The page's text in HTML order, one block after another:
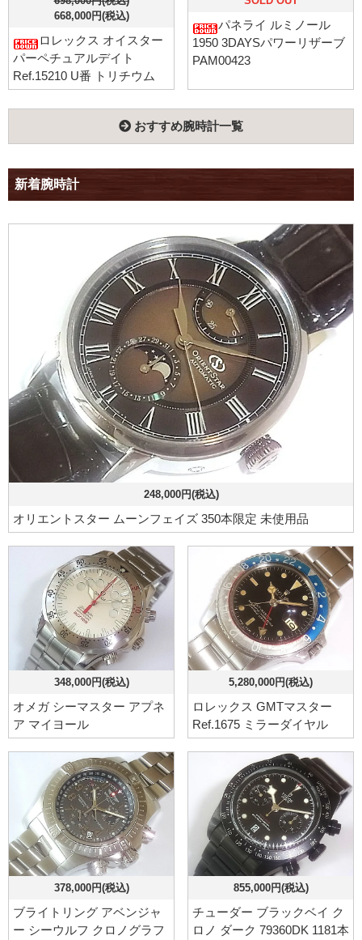
668,000円(税込)
ロレックス オイスター
パーペチュアルデイト
Ref.15210 U番 トリチウム
パネライ ルミノール
1950 3DAYSパワーリザーブ
PAM00423
おすすめ腕時計一覧
新着腕時計
248,000円(税込)
オリエントスター ムーンフェイズ 350本限定 未使用品
348,000円(税込)
オメガ シーマスター アプネ
ア マイヨール
5,280,000円(税込)
ロレックス GMTマスター
Ref.1675 ミラーダイヤル
378,000円(税込)
ブライトリング アベンジャ
ー シーウルフ クロノグラフ
855,000円(税込)
チューダー ブラックベイ ク
ロノ ダーク 79360DK 1181本